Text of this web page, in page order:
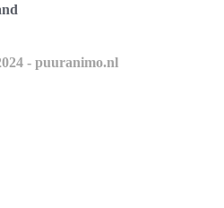
- puuranimo.nl